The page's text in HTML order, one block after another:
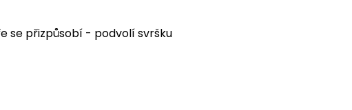
se přizpůsobí - podvolí svršku